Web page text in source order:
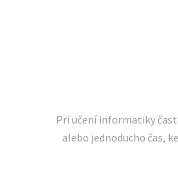
Pri učení informatiky
alebo jednoducho čas,